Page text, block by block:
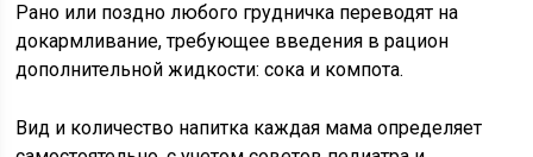
Рано или поздно любого грудничка переводят на
докармливание, требующее введения в рацион
дополнительной жидкости: сока и компота.
Вид и количество напитка каждая мама определяет